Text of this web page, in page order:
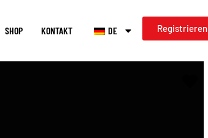
SHOP KONTAKT DE Registrieren